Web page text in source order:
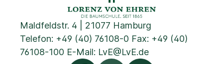
Maldfeldstr. 4 | 21077 Hamburg
Telefon: +49 (40) 76108-0 Fax: +49 (40)
76108-100 E-Mail: LvE@LvE.de